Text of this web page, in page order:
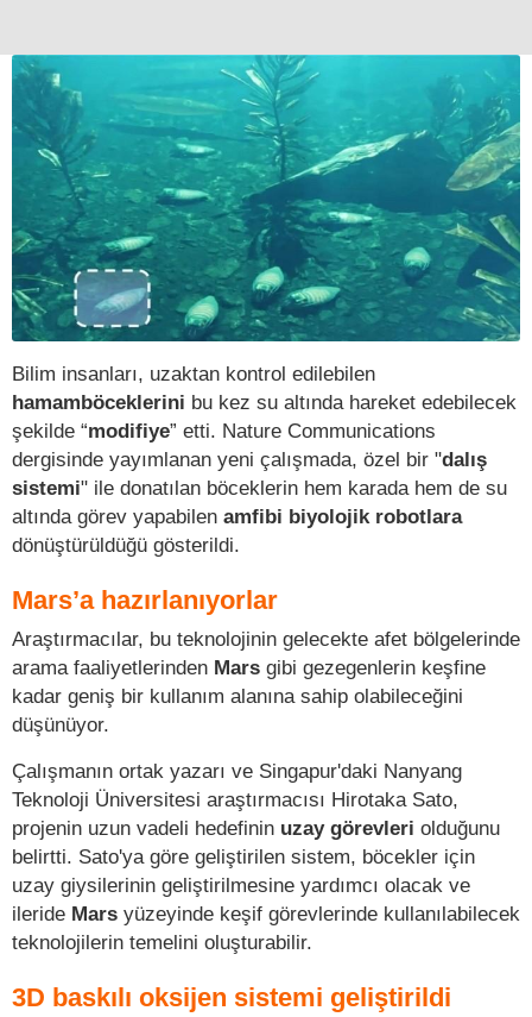
Bilim insanları, uzaktan kontrol edilebilen
hamamböceklerini bu kez su altında hareket edebilecek
şekilde “modifiye” etti. Nature Communications
dergisinde yayımlanan yeni çalışmada, özel bir "dalış
sistemi" ile donatılan böceklerin hem karada hem de su
altında görev yapabilen amfibi biyolojik robotlara
dönüştürüldüğü gösterildi.
Mars’a hazırlanıyorlar
Araştırmacılar, bu teknolojinin gelecekte afet bölgelerinde
arama faaliyetlerinden Mars gibi gezegenlerin keşfine
kadar geniş bir kullanım alanına sahip olabileceğini
düşünüyor.
Çalışmanın ortak yazarı ve Singapur'daki Nanyang
Teknoloji Üniversitesi araştırmacısı Hirotaka Sato,
projenin uzun vadeli hedefinin uzay görevleri olduğunu
belirtti. Sato'ya göre geliştirilen sistem, böcekler için
uzay giysilerinin geliştirilmesine yardımcı olacak ve
ileride Mars yüzeyinde keşif görevlerinde kullanılabilecek
teknolojilerin temelini oluşturabilir.
3D baskılı oksijen sistemi geliştirildi